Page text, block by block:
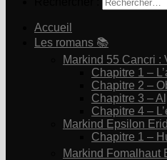
Accueil
Les romans 📚
Markind 55 Cancri :
Chapitre 1 –
Chapitre 2 –
Chapitre 3 –
Chapitre 4 –
Markind Epsilon
Chapitre 1 –
Markind Fomalhaut